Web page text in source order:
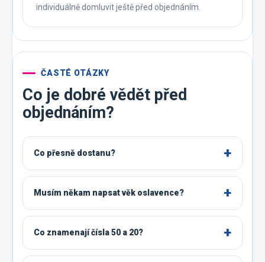
individuálně domluvit ještě před objednáním.
ČASTÉ OTÁZKY
Co je dobré vědět před
objednáním?
Co přesně dostanu?
Musím někam napsat věk oslavence?
Co znamenají čísla 50 a 20?